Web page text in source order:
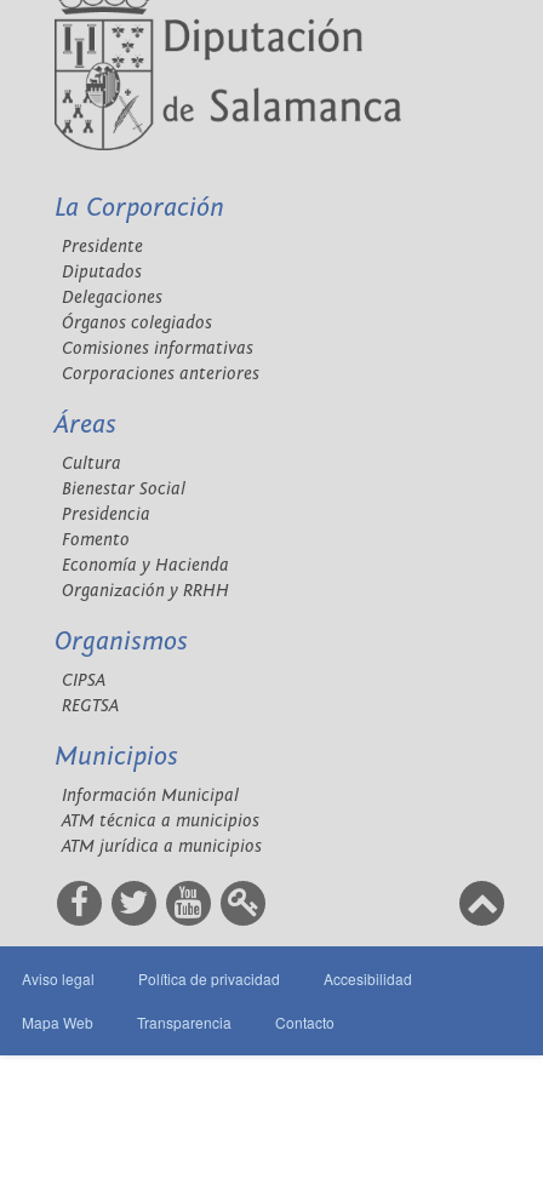
La Corporación
Presidente
Diputados
Delegaciones
Órganos colegiados
Comisiones informativas
Corporaciones anteriores
Áreas
Cultura
Bienestar Social
Presidencia
Fomento
Economía y Hacienda
Organización y RRHH
Organismos
CIPSA
REGTSA
Municipios
Información Municipal
ATM técnica a municipios
ATM jurídica a municipios
Aviso legal Política de privacidad Accesibilidad
Mapa Web Transparencia Contacto